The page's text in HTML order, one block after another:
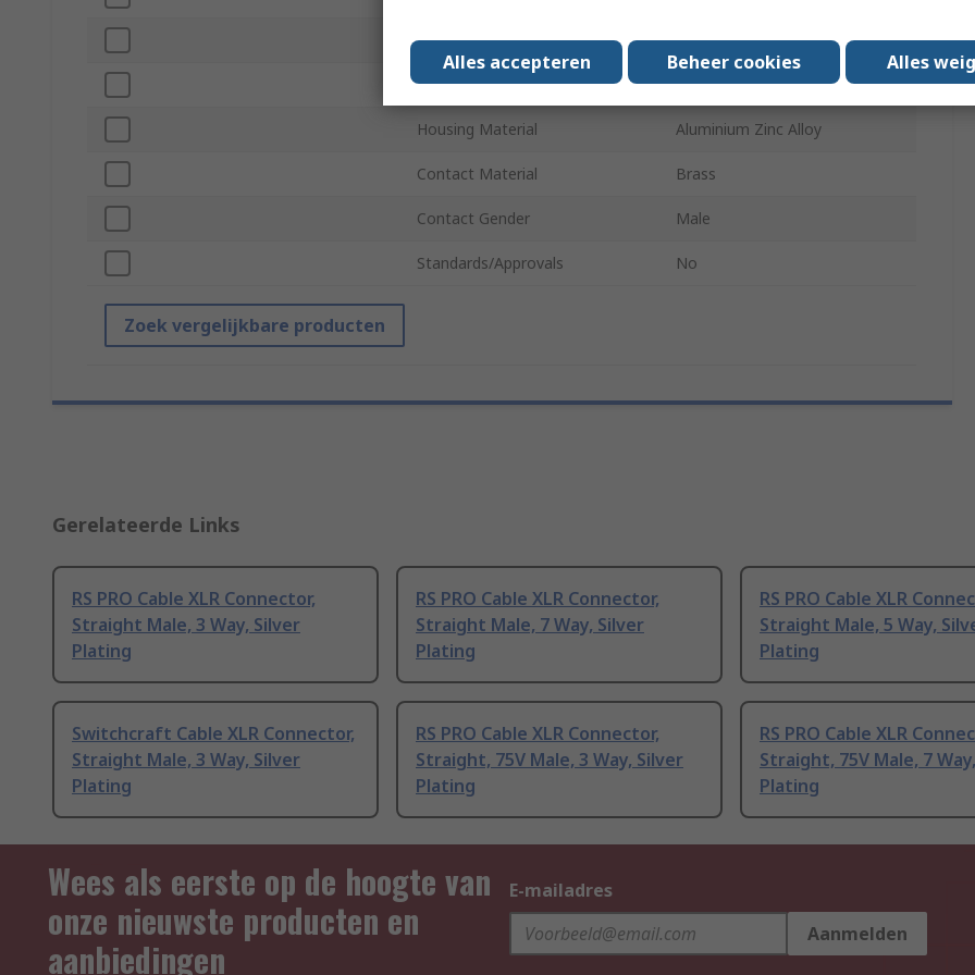
Colour Black
Contact Plating Silver
Housing Material Aluminium Zinc Alloy
Contact Material Brass
Contact Gender Male
Standards/Approvals No
Zoek vergelijkbare producten
Gerelateerde Links
RS PRO Cable XLR Connector,
Straight Male, 3 Way, Silver
Plating
RS PRO Cable XLR Connector,
Straight Male, 7 Way, Silver
Plating
RS PRO Cable XLR
Straight Male, 5 Way,
Plating
Switchcraft Cable XLR Connector,
Straight Male, 3 Way, Silver
Plating
RS PRO Cable XLR Connector,
Straight, 75V Male, 3 Way, Silver
Plating
RS PRO Cable XLR
Straight, 75V Male, 7
Plating
Wees als eerste op de hoogte van
onze nieuwste producten en
aanbiedingen
E-mailadres
Aanmelden
Alles accepteren Beheer cookies Alles